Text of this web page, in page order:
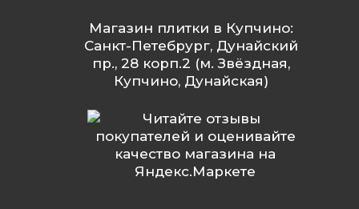
Магазин плитки в Купчино:
Санкт-Петебрург, Дунайский
пр., 28 корп.2 (м. Звёздная,
Купчино, Дунайская)